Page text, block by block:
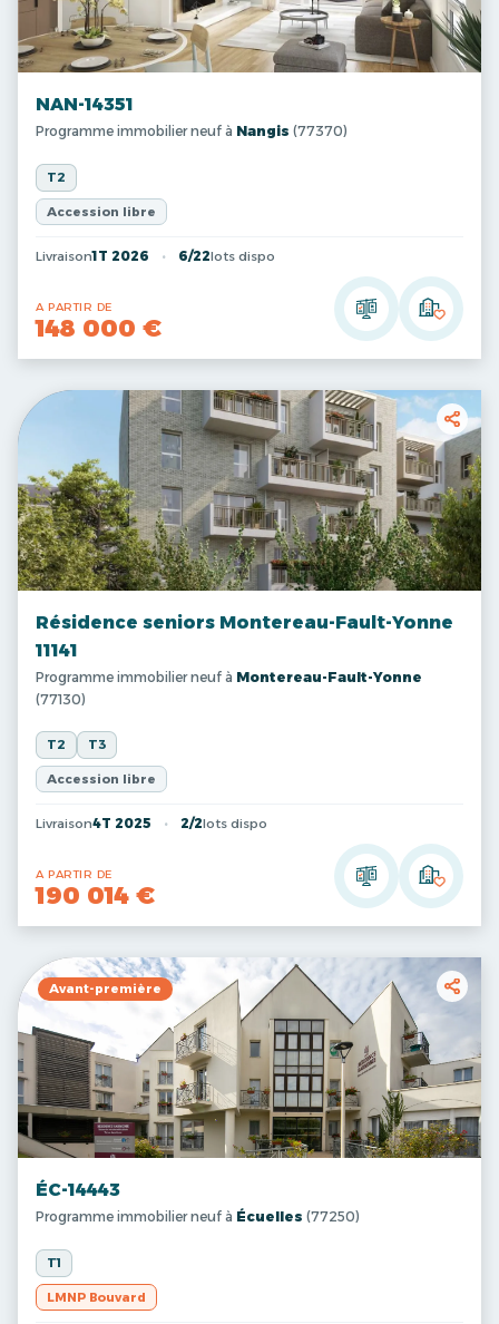
NAN-14351
Programme immobilier neuf à Nangis (77370)
T2
Accession libre
Livraison1T 2026 6/22lots dispo
A PARTIR DE
148 000 €
Résidence seniors Montereau-Fault-Yonne
11141
Programme immobilier neuf à Montereau-Fault-Yonne
(77130)
T2 T3
Accession libre
Livraison4T 2025 2/2lots dispo
A PARTIR DE
190 014 €
Avant-première
ÉC-14443
Programme immobilier neuf à Écuelles (77250)
T1
LMNP Bouvard